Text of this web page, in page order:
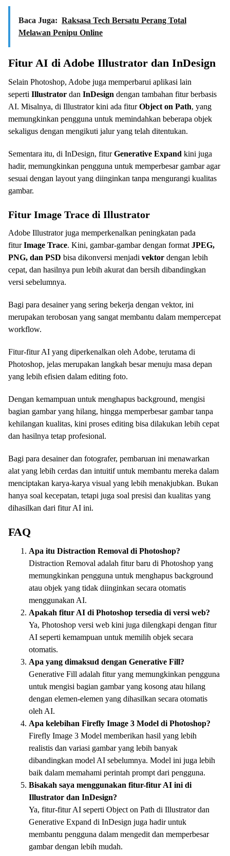
Baca Juga: Raksasa Tech Bersatu Perang Total
Melawan Penipu Online
Fitur AI di Adobe Illustrator dan InDesign
Selain Photoshop, Adobe juga memperbarui aplikasi lain
seperti Illustrator dan InDesign dengan tambahan fitur berbasis
AI. Misalnya, di Illustrator kini ada fiturObject on Path, yang
memungkinkan pengguna untuk memindahkan beberapa objek
sekaligus dengan mengikuti jalur yang telah ditentukan.
Sementara itu, di InDesign, fiturGenerative Expand kini juga
hadir, memungkinkan pengguna untuk memperbesar gambar agar
sesuai dengan layout yang diinginkan tanpa mengurangi kualitas
gambar.
Fitur Image Trace di Illustrator
Adobe Illustrator juga memperkenalkan peningkatan pada
fiturImage Trace. Kini, gambar-gambar dengan format JPEG,
PNG, dan PSD bisa dikonversi menjadi vektor dengan lebih
cepat, dan hasilnya pun lebih akurat dan bersih dibandingkan
versi sebelumnya.
Bagi para desainer yang sering bekerja dengan vektor, ini
merupakan terobosan yang sangat membantu dalam mempercepat
workflow.
Fitur-fitur AI yang diperkenalkan oleh Adobe, terutama di
Photoshop, jelas merupakan langkah besar menuju masa depan
yang lebih efisien dalam editing foto.
Dengan kemampuan untuk menghapus background, mengisi
bagian gambar yang hilang, hingga memperbesar gambar tanpa
kehilangan kualitas, kini proses editing bisa dilakukan lebih cepat
dan hasilnya tetap profesional.
Bagi para desainer dan fotografer, pembaruan ini menawarkan
alat yang lebih cerdas dan intuitif untuk membantu mereka dalam
menciptakan karya-karya visual yang lebih menakjubkan. Bukan
hanya soal kecepatan, tetapi juga soal presisi dan kualitas yang
dihasilkan dari fitur AI ini.
FAQ
Apa itu Distraction Removal di Photoshop?
Distraction Removal adalah fitur baru di Photoshop yang
memungkinkan pengguna untuk menghapus background
atau objek yang tidak diinginkan secara otomatis
menggunakan AI.
Apakah fitur AI di Photoshop tersedia di versi web?
Ya, Photoshop versi web kini juga dilengkapi dengan fitur
AI seperti kemampuan untuk memilih objek secara
otomatis.
Apa yang dimaksud dengan Generative Fill?
Generative Fill adalah fitur yang memungkinkan pengguna
untuk mengisi bagian gambar yang kosong atau hilang
dengan elemen-elemen yang dihasilkan secara otomatis
oleh AI.
Apa kelebihan Firefly Image 3 Model di Photoshop?
Firefly Image 3 Model memberikan hasil yang lebih
realistis dan variasi gambar yang lebih banyak
dibandingkan model AI sebelumnya. Model ini juga lebih
baik dalam memahami perintah prompt dari pengguna.
Bisakah saya menggunakan fitur-fitur AI ini di
Illustrator dan InDesign?
Ya, fitur-fitur AI seperti Object on Path di Illustrator dan
Generative Expand di InDesign juga hadir untuk
membantu pengguna dalam mengedit dan memperbesar
gambar dengan lebih mudah.